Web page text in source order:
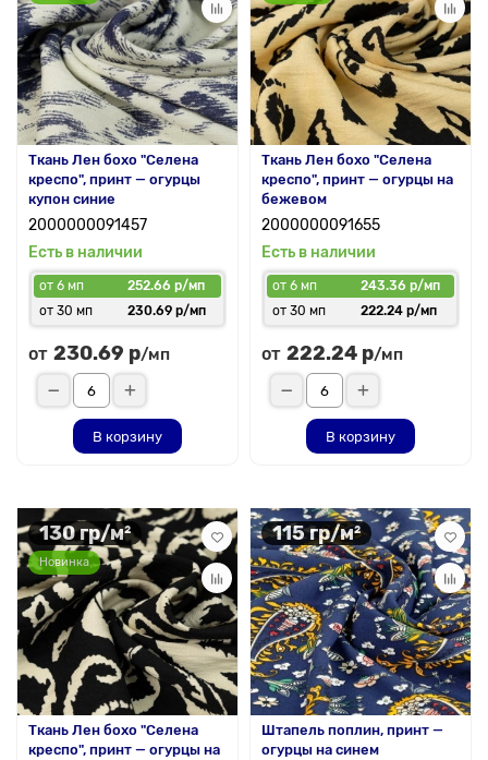
Ткань Лен бохо "Селена
креспо", принт — огурцы
купон синие
2000000091457
Есть в наличии
от 6 мп
252.66 р/мп
от 30 мп
230.69 р/мп
от 230.69 р/мп
В корзину
Ткань Лен бохо "Селена
креспо", принт — огурцы на
бежевом
2000000091655
Есть в наличии
от 6 мп
243.36 р/мп
от 30 мп
222.24 р/мп
от 222.24 р/мп
В корзину
130 гр/м²
Новинка
Ткань Лен бохо "Селена
креспо", принт — огурцы на
115 гр/м²
Штапель поплин, принт —
огурцы на синем